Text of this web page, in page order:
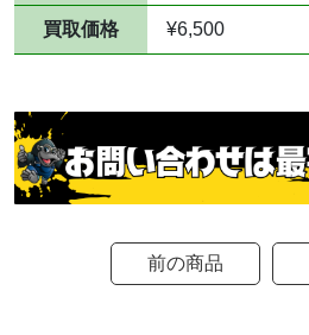
買取価格 ¥6,500
前の商品